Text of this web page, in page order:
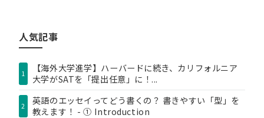
ー
人気記事
1
【海外大学進学】ハーバードに続き、カリフォルニア
大学がSATを「提出任意」に！...
2
英語のエッセイってどう書くの？ 書きやすい「型」を
教えます！ - ① Introduction